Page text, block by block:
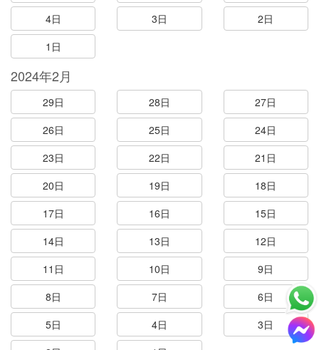
4日
3日
2日
1日
2024年2月
29日 28日
27日
26日
25日
24日
23日
22日
21日
20日
19日
18日
17日
16日
15日
14日
13日
12日
11日
10日
9日
8日
7日
6日
5日
4日
3日